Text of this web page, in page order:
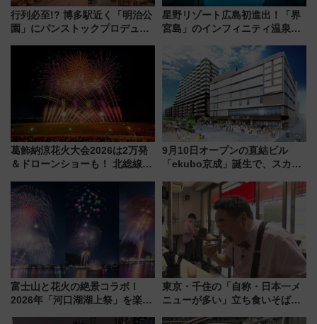
行列必至!? 博多駅近く「明治公
園」にパンストックプロデュー
オープン 秋からはビストロ営業
星野リゾート広島初進出！「界
宮島」のインフィニティ温泉と
宿泊料金・アクセスは？（2026
年7月23日開業）
葛飾納涼花火大会2026は2万発
＆ドローンショーも！ 北総線を
車、観覧スポット情報と周辺観
光まとめ（7/28開催）
9月10日オープンの直結ビル
「ekubo京成」誕生で、スカイ
新鎌ヶ谷はどう変わる？ 全テナ
ント情報も公開！
富士山と花火の絶景コラボ！
2026年「河口湖湖上祭」を楽し
東京・千住の「自称・日本一メ
ニューが多い」立ち食いそば屋